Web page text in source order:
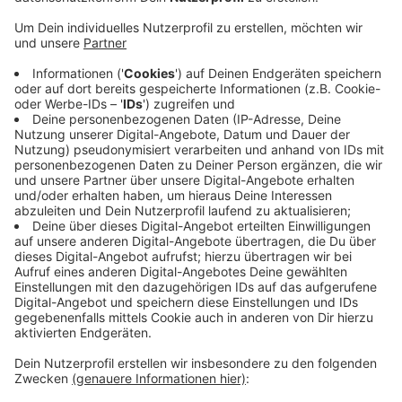
Zum Beispiel Claudio Pizarro oder Giovane Elber - für
die jüngeren sind mehrere Influencer dabei, zum
Beispiel der Fußball Video-Blogger "Viscabarca". Der
Erlös des Turniers geht an verschiedene
gemeinnützige Organisationen, die sich im
Fußballumfeld für benachteiligte Kinder einsetzen.
Los geht‘s mit dem Star-Kick im Telekom Dome um
12:30 Uhr. Es gibt noch Tickets - Kostenpunkt:
zwischen 5 und 25 Euro!
Anzeige